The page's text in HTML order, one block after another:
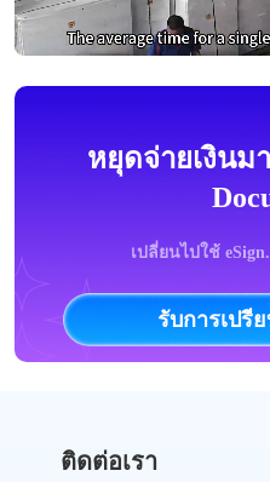
หยุดจ่ายเงินม
เปลี่ยนไปใช้
รับการเปรี
ติดต่อเรา